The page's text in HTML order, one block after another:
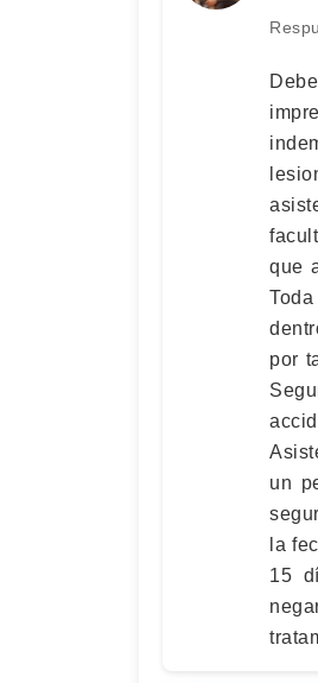
que
por
un
la
15